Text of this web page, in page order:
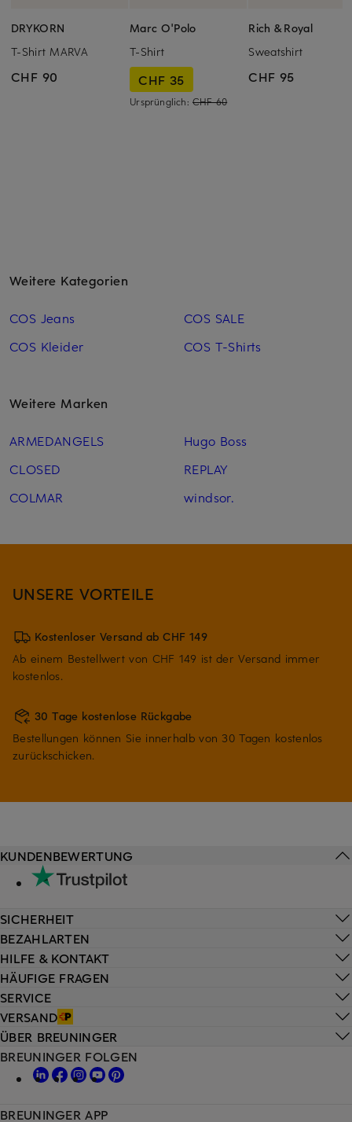
DRYKORN
T-Shirt MARVA
CHF 90
Marc O'Polo
T-Shirt
CHF 35
Ursprünglich: CHF 60
Rich & Royal
Sweatshirt
CHF 95
Weitere Kategorien
COS Jeans
COS Kleider
COS SALE
COS T-Shirts
Weitere Marken
ARMEDANGELS
CLOSED
COLMAR
Hugo Boss
REPLAY
windsor.
UNSERE VORTEILE
Kostenloser Versand ab CHF 149
Ab einem Bestellwert von CHF 149 ist der Versand immer
kostenlos.
30 Tage kostenlose Rückgabe
Bestellungen können Sie innerhalb von 30 Tagen kostenlos
zurückschicken.
HILFE & KONTAKT
HÄUFIGE FRAGEN
SERVICE
VERSAND
KUNDENBEWERTUNG
SICHERHEIT
BEZAHLARTEN
ÜBER BREUNINGER
BREUNINGER FOLGEN
BREUNINGER APP